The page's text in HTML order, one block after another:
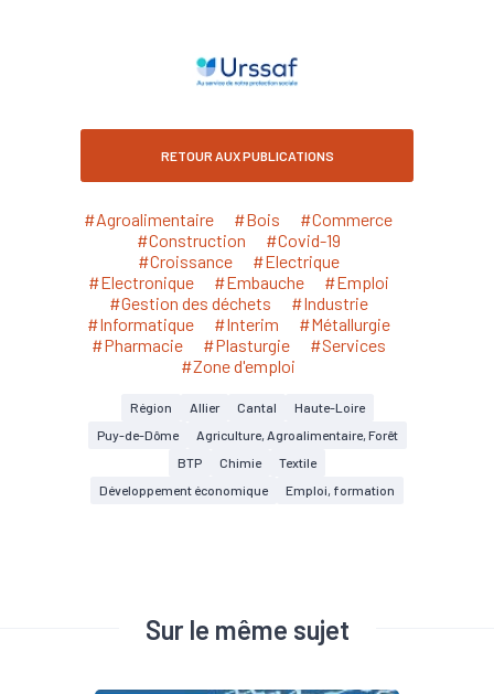
RETOUR AUX PUBLICATIONS
#Agroalimentaire #Bois
#Commerce
#Construction
#Covid-19
#Croissance
#Electrique
#Electronique
#Embauche
#Emploi
#Gestion des déchets
#Industrie
#Informatique
#Interim
#Métallurgie
#Pharmacie
#Plasturgie
#Services
#Zone d'emploi
Région Allier Cantal
Haute-Loire
Puy-de-Dôme
Agriculture, Agroalimentaire, Forêt
BTP
Chimie
Textile
Développement économique
Emploi, formation
Sur le même sujet